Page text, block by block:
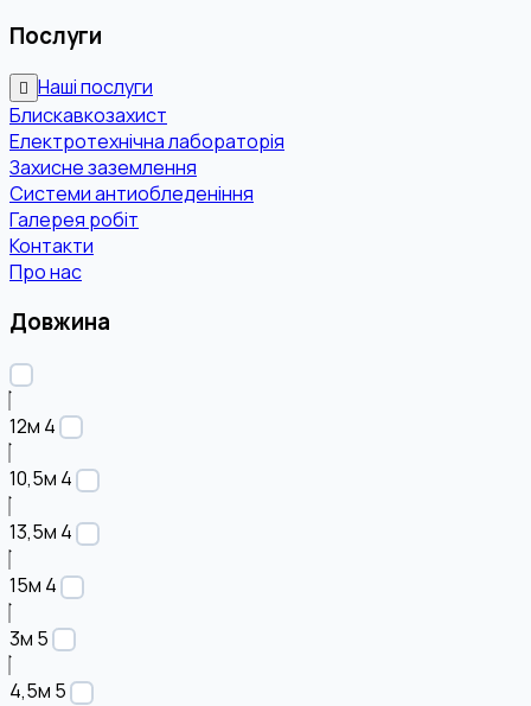
Послуги
Наші послуги
Блискавкозахист
Електротехнічна лабораторія
Захисне заземлення
Системи антиобледеніння
Галерея робіт
Контакти
Про нас
Довжина
12м 4
10,5м 4
13,5м 4
15м 4
3м 5
4,5м 5